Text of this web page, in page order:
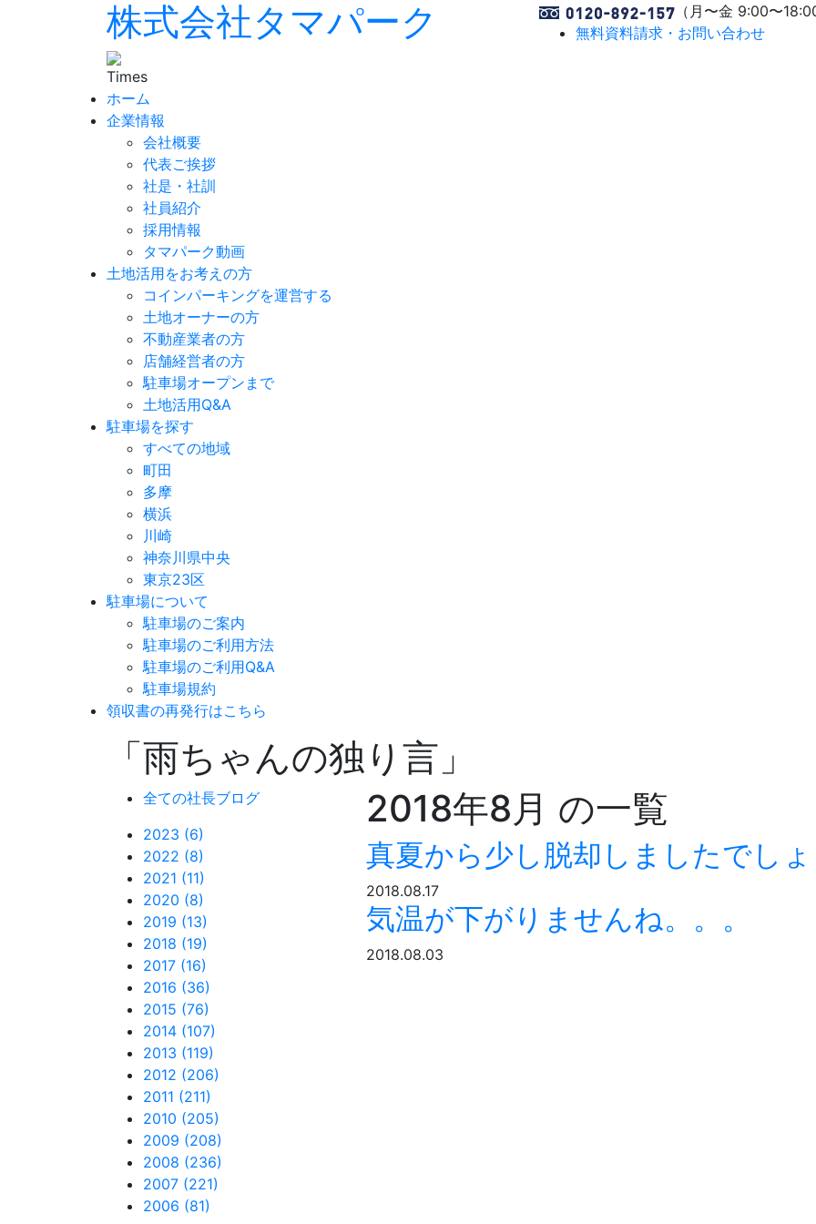
株式会社タマパーク
（月〜金 9:00〜
無料資料請求・お問い合わせ
ホーム
企業情報
会社概要
代表ご挨拶
社是・社訓
社員紹介
採用情報
タマパーク動画
土地活用をお考えの方
コインパーキングを運営する
土地オーナーの方
不動産業者の方
店舗経営者の方
駐車場オープンまで
土地活用Q&A
駐車場を探す
すべての地域
町田
多摩
横浜
川崎
神奈川県中央
東京23区
駐車場について
駐車場のご案内
駐車場のご利用方法
駐車場のご利用Q&A
駐車場規約
領収書の再発行はこちら
「雨ちゃんの独り言」
全ての社長ブログ
2023 (6)
2022 (8)
2021 (11)
2020 (8)
2019 (13)
2018 (19)
2017 (16)
2016 (36)
2015 (76)
2014 (107)
2013 (119)
2012 (206)
2011 (211)
2010 (205)
2009 (208)
2008 (236)
2007 (221)
2006 (81)
2018年8月 の一覧
真夏から少し脱却しましたでし
2018.08.17
気温が下がりませんね。。。
2018.08.03